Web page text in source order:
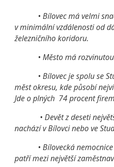
• Bílovec má velmi
v minimální vzdálenosti od
železničního koridoru.
• Město má rozvinutou
• Bílovec je spolu se
měst okresu, kde působí
Jde o plných 74 procent
• Devět z deseti
nachází v Bílovci nebo ve
• Bílovecká nemocnice
patří mezi největší